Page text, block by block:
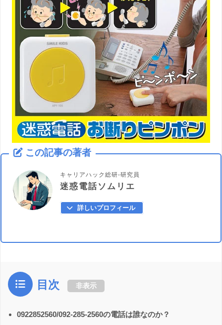
この記事の著者
キャリアハック総研-研究員
迷惑電話ソムリエ
詳しいプロフィール
目次 非表示
0922852560/092-285-2560の電話は誰なのか？